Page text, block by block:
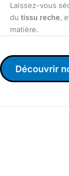
Laissez-vous
du tissu reche,
matière.
Découvrir